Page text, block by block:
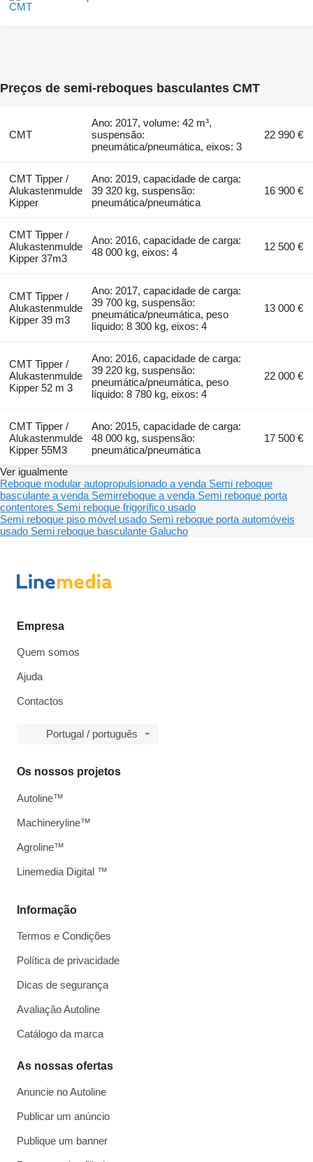
Preços de semi-reboques basculantes CMT
CMT
Ano: 2017, volume: 42 m³,
suspensão:
pneumática/pneumática, eixos: 3
22 990 €
CMT Tipper /
Alukastenmulde
Kipper
Ano: 2019, capacidade de carga:
39 320 kg, suspensão:
pneumática/pneumática
16 900 €
CMT Tipper /
Alukastenmulde
Kipper 37m3
Ano: 2016, capacidade de carga:
48 000 kg, eixos: 4
12 500 €
CMT Tipper /
Alukastenmulde
Kipper 39 m3
Ano: 2017, capacidade de carga:
39 700 kg, suspensão:
pneumática/pneumática, peso
líquido: 8 300 kg, eixos: 4
13 000 €
CMT Tipper /
Alukastenmulde
Kipper 52 m 3
Ano: 2016, capacidade de carga:
39 220 kg, suspensão:
pneumática/pneumática, peso
líquido: 8 780 kg, eixos: 4
22 000 €
CMT Tipper /
Alukastenmulde
Kipper 55M3
Ano: 2015, capacidade de carga:
48 000 kg, suspensão:
pneumática/pneumática
17 500 €
Ver igualmente
Reboque modular autopropulsionado a venda Semi reboque
basculante a venda Semirreboque a venda Semi reboque porta
contentores Semi reboque frigorífico usado
Semi reboque piso móvel usado Semi reboque porta automóveis
usado Semi reboque basculante Galucho
Empresa
Quem somos
Ajuda
Contactos
Portugal / português
Informação
Termos e Condições
Política de privacidade
Dicas de segurança
Avaliação Autoline
Catálogo da marca
As nossas ofertas
Anuncie no Autoline
Publicar um anúncio
Publique um banner
Os nossos projetos
Autoline™
Machineryline™
Agroline™
Linemedia Digital ™